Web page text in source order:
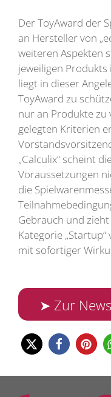
Der ToyAward der
an Hersteller von
weiteren Aspekten
jeweiligen Produkts
liegt in dieser
ToyAward zu
nur an Produkte zu
gelegten Kriterien
„Calculix“ scheint
Voraussetzungen
die
Gebrauch und
Kategorie
mit sofortiger
➤ Zur